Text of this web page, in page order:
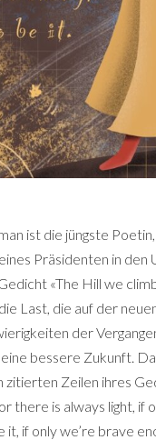
ist die jüngste
Präsidenten in den
«The Hill we
Last, die auf der
der
bessere Zukunft.
zitierten Zeilen ihres
there is always light, if
it, if only we’re brave